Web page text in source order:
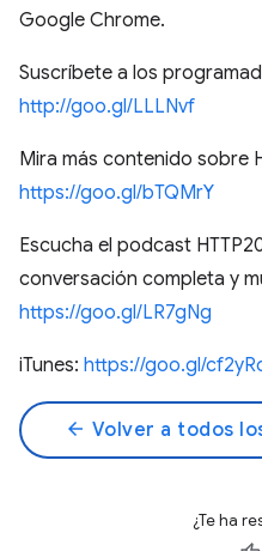
Google Chrome.
Suscríbete a los
http://goo.gl/LLLNvf
Mira más contenido sobre
https://goo.gl/bTQMrY
Escucha el podcast
conversación completa y
https://goo.gl/LR7gNg
iTunes: https://goo.gl/
arrow_back Volver a todos
¿Te ha